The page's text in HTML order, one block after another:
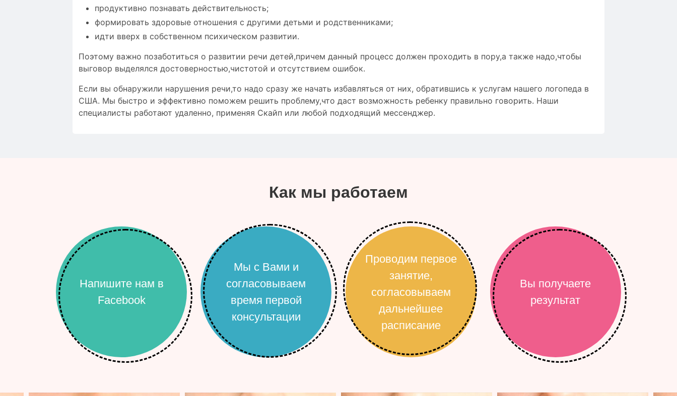
продуктивно познавать действительность;
формировать здоровые отношения с другими детьми и родственниками;
идти вверх в собственном психическом развитии.
Поэтому важно позаботиться о развитии речи детей,причем данный процесс должен проходить в пору,а также надо,чтобы
выговор выделялся достоверностью,чистотой и отсутствием ошибок.
Если вы обнаружили нарушения речи,то надо сразу же начать избавляться от них, обратившись к услугам нашего логопеда в
США. Мы быстро и эффективно поможем решить проблему,что даст возможность ребенку правильно говорить. Наши
специалисты работают удаленно, применяя Скайп или любой подходящий мессенджер.
Как мы работаем
Напишите нам в
Facebook
Мы с Вами и
согласовываем
время первой
консультации
Проводим первое
занятие,
согласовываем
дальнейшее
расписание
Вы получаете
результат